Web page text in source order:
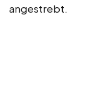
angestrebt.